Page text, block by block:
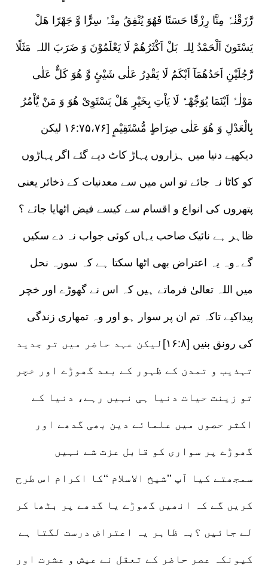
رَّزَقْنٰہُ مِنَّا رِزْقًا حَسَنًا فَھُوَ یُنْفِقُ مِنْہُ سِرًّا وَّ جَھْرًا ھَلْ
یَسْتَونَ اَلْحَمْدُ لِلہ بَلْ اَکْثَرُھُمْ لَا یَعْلَمُوْنَ وَ ضَرَبَ اللہ مَثَلًا
رَّجُلَیْنِ اَحَدُھُمَآ اَبْکَمُ لَا یَقْدِرُ عَلٰی شَیْئٍ وَّ ھُوَ کَلٌّ عَلٰی
مَوْلٰہُ اَیْنَمَا یُوَجِّھْہُّ لَا یَاْتِ بِخَیْرٍ ھَلْ یَسْتَوِیْ ھُوَ وَ مَنْ یَّاْمُرُ
بِالْعَدْلِ وَ ھُوَ عَلٰی صِرَاطٍ مُّسْتَقِیْمٍ [۱۶:۷۵،۷۶ لیکن
دیکھیے دنیا میں ہزاروں پہاڑ کاٹ دیے گئے اگر پہاڑوں
کو کاٹا نہ جائے تو اس میں سے معدنیات کے ذخائر یعنی
پتھروں کی انواع و اقسام سے کیسے فیض اٹھایا جائے ؟
ظاہر ہے نائیک صاحب یہاں کوئی جواب نہ دے سکیں
گے۔وہ یہ اعتراض بھی اٹھا سکتا ہے کہ سورہ نحل
میں اللہ تعالیٰ فرماتے ہیں کہ اس نے گھوڑے اور خچر
پیداکیے تاکہ تم ان پر سوار ہو اور وہ تمھاری زندگی
کی رونق بنیں [۱۶:۸]لیکن عہد حاضر میں تو جدید
تہذیب و تمدن کے ظہور کے بعد گھوڑے اور خچر
تو زینت حیات دنیا ہی نہیں رہے، دنیا کے
اکثر حصوں میں علمائے دین بھی گدھے اور
گھوڑے پر سواری کو قابل عزت شے نہیں
سمجھتے کیا آپ ’’شیخ الاسلام ‘‘کا اکرام اس طرح
کریں گے کہ انھیں گھوڑے یا گدھے پر بٹھا کر
لے جائیں ؟بہ ظاہر یہ اعتراض درست لگتا ہے
کیونکہ عصر حاضر کے تعقل نے عیش و عشرت اور